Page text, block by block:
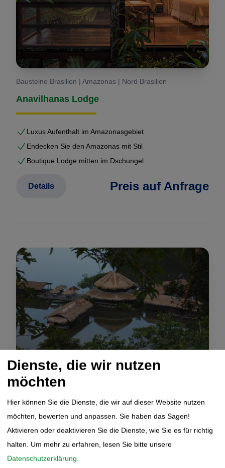
Bausteine Brasilien | Amazonas | Nord Brasilien
Anavilhanas Lodge
Luxus Aufenthalt im Amazonasgebiet
Endecken Sie den Amazonas mit Stil
Boutique Lodge mitten im Dschungel
Preis auf Anfrage
Details
Bausteine Brasilien | Amazonas | Nord Brasilien
Amazon Eco Lodge
Dschungel Erlebnis
Dienste, die wir nutzen
möchten
Hier können Sie die Dienste, die wir auf dieser Website nutzen
möchten, bewerten und anpassen. Sie haben das Sagen!
Aktivieren oder deaktivieren Sie die Dienste, wie Sie es für richtig
halten. Um mehr zu erfahren, lesen Sie bitte unsere
Datenschutzerklärung.